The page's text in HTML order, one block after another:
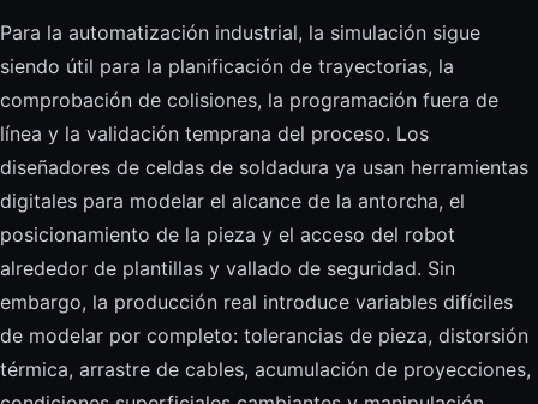
Para la automatización industrial, la simulación sigue
siendo útil para la planificación de trayectorias, la
comprobación de colisiones, la programación fuera de
línea y la validación temprana del proceso. Los
diseñadores de celdas de soldadura ya usan herramientas
digitales para modelar el alcance de la antorcha, el
posicionamiento de la pieza y el acceso del robot
alrededor de plantillas y vallado de seguridad. Sin
embargo, la producción real introduce variables difíciles
de modelar por completo: tolerancias de pieza, distorsión
térmica, arrastre de cables, acumulación de proyecciones,